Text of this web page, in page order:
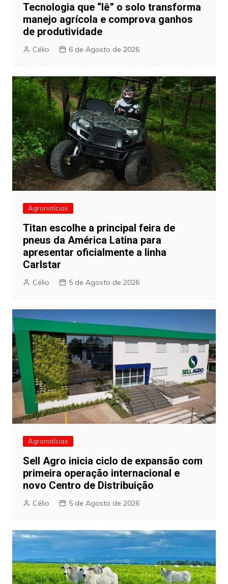
Tecnologia que “lê” o solo transforma
manejo agrícola e comprova ganhos
de produtividade
Célio 6 de Agosto de 2026
Agronotícias
Titan escolhe a principal feira de
pneus da América Latina para
apresentar oficialmente a linha
Carlstar
Célio 5 de Agosto de 2026
Agronotícias
Sell Agro inicia ciclo de expansão com
primeira operação internacional e
novo Centro de Distribuição
Célio 5 de Agosto de 2026